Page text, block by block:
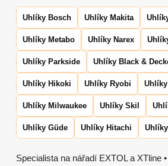
Uhlíky Bosch Uhlíky Makita
Uhlíky Metabo Uhlíky Narex
Uhlíky Parkside Uhlíky Black &
Uhlíky Hikoki Uhlíky Ryobi Uhlíky
Uhlíky Milwaukee Uhlíky Skil
Uhlíky Güde Uhlíky Hitachi
Specialista na nářadí EXTOL a XTline